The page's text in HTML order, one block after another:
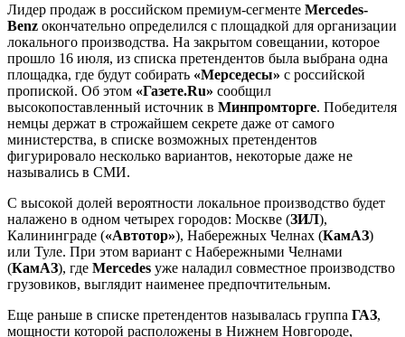
Лидер продаж в российском премиум-сегменте Mercedes-
Benz окончательно определился с площадкой для организации
локального производства. На закрытом совещании, которое
прошло 16 июля, из списка претендентов была выбрана одна
площадка, где будут собирать «Мерседесы» с российской
пропиской. Об этом «Газете.Ru» сообщил
высокопоставленный источник в Минпромторге. Победителя
немцы держат в строжайшем секрете даже от самого
министерства, в списке возможных претендентов
фигурировало несколько вариантов, некоторые даже не
назывались в СМИ.
С высокой долей вероятности локальное производство будет
налажено в одном четырех городов: Москве (ЗИЛ),
Калининграде («Автотор»), Набережных Челнах (КамАЗ)
или Туле. При этом вариант с Набережными Челнами
(КамАЗ), где Mercedes уже наладил совместное производство
грузовиков, выглядит наименее предпочтительным.
Еще раньше в списке претендентов называлась группа ГАЗ,
мощности которой расположены в Нижнем Новгороде,